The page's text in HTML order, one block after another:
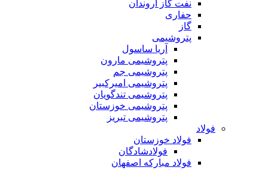
نفت گاز اروندان
حفاری
گاز
پتروشیمی
آریا ساسول
پتروشیمی مارون
پتروشیمی جم
پتروشیمی امیرکبیر
پتروشیمی تندگویان
پتروشیمی خوزستان
پتروشیمی تبریز
فولاد
فولاد خوزستان
فولادشادگان
فولاد مبارکه اصفهان